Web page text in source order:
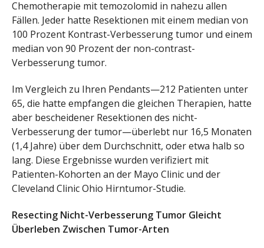
Chemotherapie mit temozolomid in nahezu allen
Fällen. Jeder hatte Resektionen mit einem median von
100 Prozent Kontrast-Verbesserung tumor und einem
median von 90 Prozent der non-contrast-
Verbesserung tumor.
Im Vergleich zu Ihren Pendants—212 Patienten unter
65, die hatte empfangen die gleichen Therapien, hatte
aber bescheidener Resektionen des nicht-
Verbesserung der tumor—überlebt nur 16,5 Monaten
(1,4 Jahre) über dem Durchschnitt, oder etwa halb so
lang. Diese Ergebnisse wurden verifiziert mit
Patienten-Kohorten an der Mayo Clinic und der
Cleveland Clinic Ohio Hirntumor-Studie.
Resecting Nicht-Verbesserung Tumor Gleicht
Überleben Zwischen Tumor-Arten